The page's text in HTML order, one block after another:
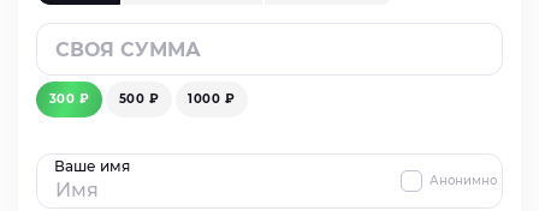
300 ₽ 500 ₽ 1000 ₽
Ваше имя
Анонимно